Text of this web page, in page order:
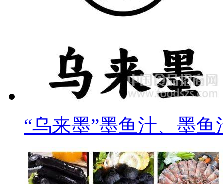
“乌来墨”墨鱼汁、墨鱼